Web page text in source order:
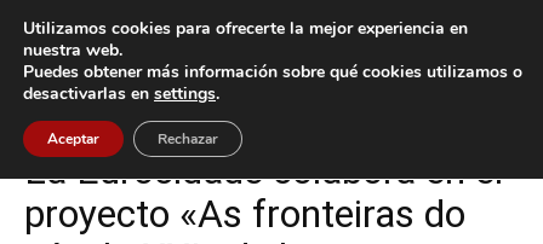
Inicio Tomiño
Tomiño
La Eurocidade colabora en el
proyecto «As fronteiras do
Utilizamos cookies para ofrecerte la mejor experiencia en
nuestra web.
Puedes obtener más información sobre qué cookies utilizamos o
desactivarlas en settings.
Aceptar Rechazar